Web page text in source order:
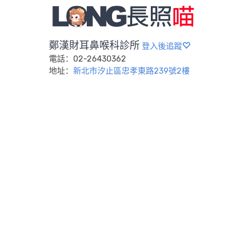
鄭漢財耳鼻喉科診所 登入後追蹤
電話：02-26430362
地址： 新北市汐止區忠孝東路239號2樓